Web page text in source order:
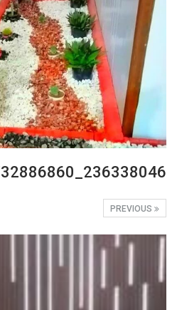
236338046_1441793732886860_1303534446774621919_n